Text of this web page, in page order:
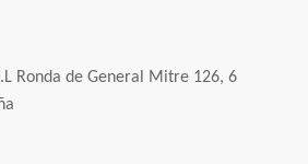
Ronda de General Mitre 126, 6